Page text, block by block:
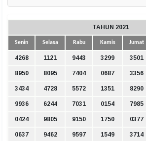
TAHUN 2021
Senin Selasa Rabu Kamis Jumat
4268 1121 9443 3299 3501
8950 8095 7404 0687 3356
3434 4728 5572 1351 8290
9936 6244 7031 0154 7985
0424 9805 9150 1750 0377
0637 9462 9597 1549 3714